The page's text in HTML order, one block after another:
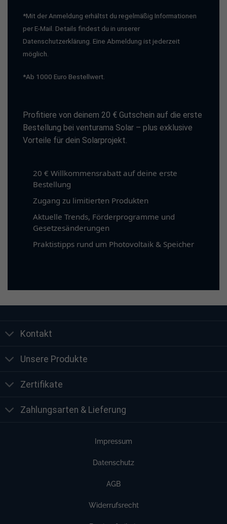
*Mit der Anmeldung erhältst du regelmäßig Informationen
per E-Mail. Details findest du in unserer
Datenschutzerklärung. Eine Abmeldung ist jederzeit
möglich.
*Ab 1000 Euro Bestellwert.
Profitiere von deinem 20 € Gutschein auf die erste
Bestellung bei venturama Solar – plus exklusive
Vorteile für dein Solarprojekt.
20 € Willkommensrabatt auf deine erste
Bestellung
Zugang zu limitierten Produkten
Aktuelle Trends, Förderprogramme und
Gesetzesänderungen
Praktistipps rund um Photovoltaik & Speicher
Kontakt
Unsere Produkte
Zertifikate
Zahlungsarten & Lieferung
Impressum
Datenschutz
AGB
Widerrufsrecht